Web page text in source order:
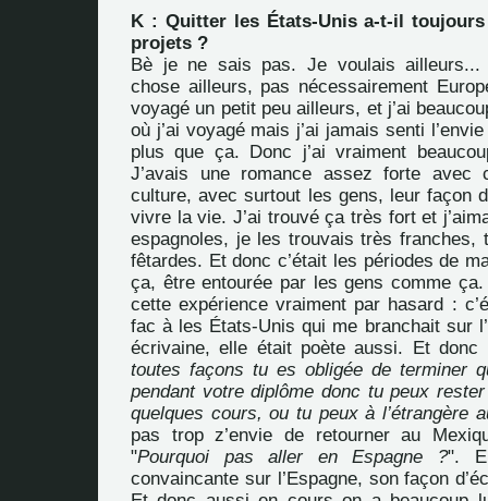
K : Quitter les États-Unis a-t-il
projets ?
Bè je ne sais pas. Je voulais ailleurs...
chose ailleurs, pas nécessairement
voyagé un petit peu ailleurs, et j’ai
où j’ai voyagé mais j’ai jamais senti
plus que ça. Donc j’ai vraiment
J’avais une romance assez forte
culture, avec surtout les gens, leur façon
vivre la vie. J’ai trouvé ça très fort et
espagnoles, je les trouvais très franches,
fêtardes. Et donc c’était les périodes de
ça, être entourée par les gens comme ça.
cette expérience vraiment par hasard :
fac à les États-Unis qui me branchait sur
écrivaine, elle était poète aussi. Et
toutes façons tu es obligée de terminer
pendant votre diplôme donc tu peux
quelques cours, ou tu peux à l’étrangère
pas trop z’envie de retourner au
"Pourquoi pas aller en Espagne ?".
convaincante sur l’Espagne, son façon